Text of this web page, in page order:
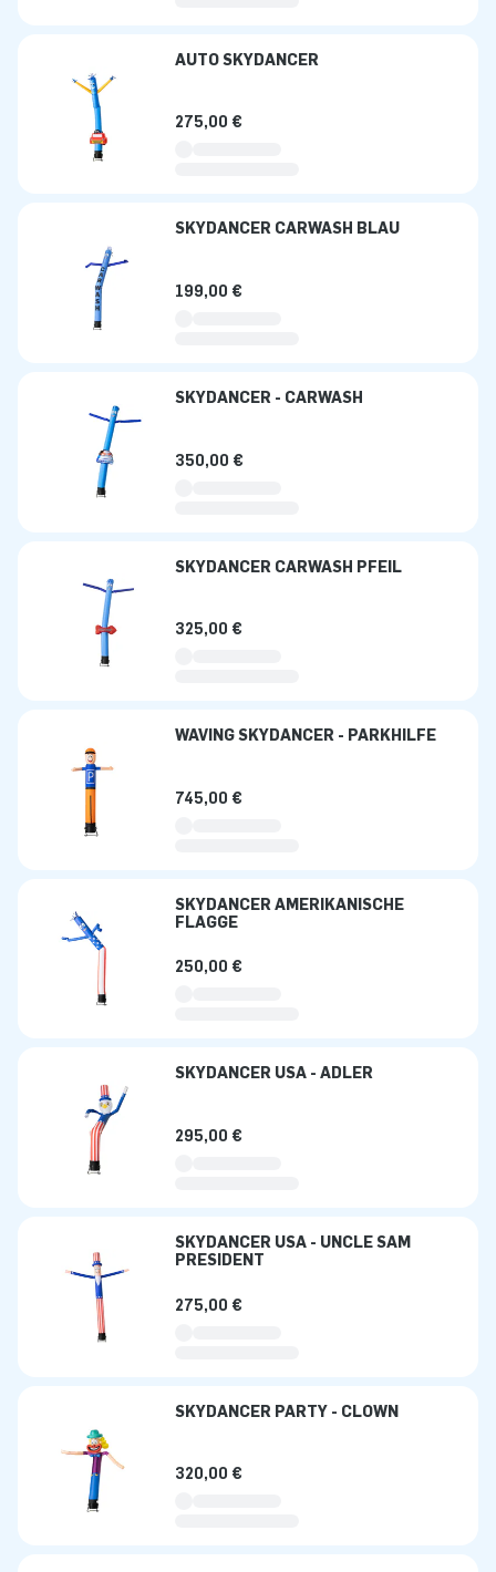
AUTO SKYDANCER
275,00 €
SKYDANCER CARWASH BLAU
199,00 €
SKYDANCER - CARWASH
350,00 €
SKYDANCER CARWASH PFEIL
325,00 €
WAVING SKYDANCER - PARKHILFE
745,00 €
SKYDANCER AMERIKANISCHE
FLAGGE
250,00 €
SKYDANCER USA - ADLER
295,00 €
SKYDANCER USA - UNCLE SAM
PRESIDENT
275,00 €
SKYDANCER PARTY - CLOWN
320,00 €